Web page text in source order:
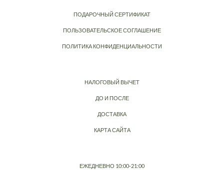
ПОДАРОЧНЫЙ СЕРТИФИКАТ
ПОЛЬЗОВАТЕЛЬСКОЕ СОГЛАШЕНИЕ
ПОЛИТИКА КОНФИДЕНЦИАЛЬНОСТИ
НАЛОГОВЫЙ ВЫЧЕТ
ДО И ПОСЛЕ
ДОСТАВКА
КАРТА САЙТА
ЕЖЕДНЕВНО 10:00-21:00